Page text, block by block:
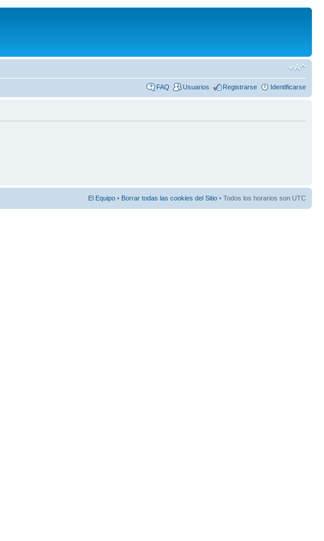
FAQ Usuarios Registrarse Identificarse
El Equipo • Borrar todas las cookies del Sitio • Todos los horarios son UTC